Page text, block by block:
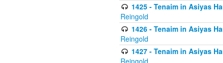
1425 - Tenaim in Asiyas
Reingold
1426 - Tenaim in Asiyas
Reingold
1427 - Tenaim in Asiyas
Reingold